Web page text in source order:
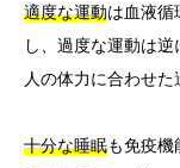
適度な運動は血液循
し、過度な運動は
人の体力に合わせた
十分な睡眠も免疫